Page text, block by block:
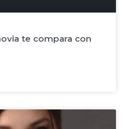
te compara con